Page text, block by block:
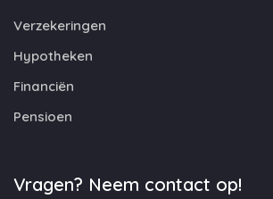
Verzekeringen
Hypotheken
Financiën
Pensioen
Vragen? Neem contact op!